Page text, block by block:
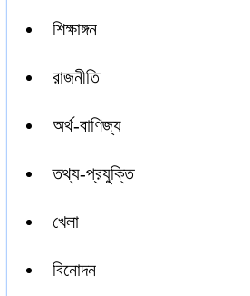
শিক্ষাঙ্গন
রাজনীতি
অর্থ-বাণিজ্য
তথ্য-প্রযুক্তি
খেলা
বিনোদন